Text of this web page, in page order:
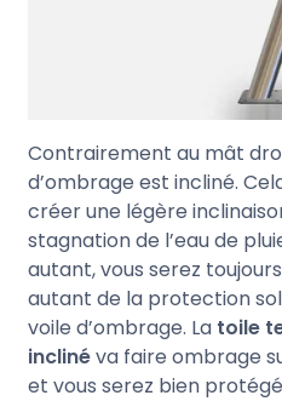
Contrairement au mât
d’ombrage est incliné.
créer une légère
stagnation de l’eau de
autant, vous serez
autant de la protection
voile d’ombrage. La toile
inclinéva faire ombrage
et vous serez bien